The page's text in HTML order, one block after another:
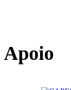
Apoio